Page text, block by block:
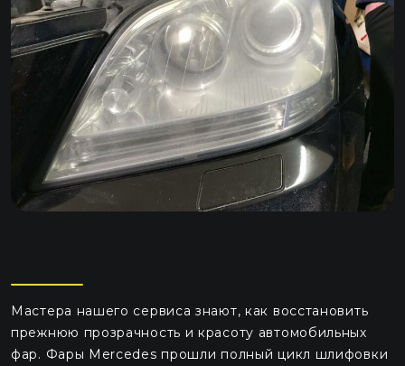
Мастера нашего сервиса знают, как восстановить
прежнюю прозрачность и красоту автомобильных
фар. Фары Mercedes прошли полный цикл шлифовки